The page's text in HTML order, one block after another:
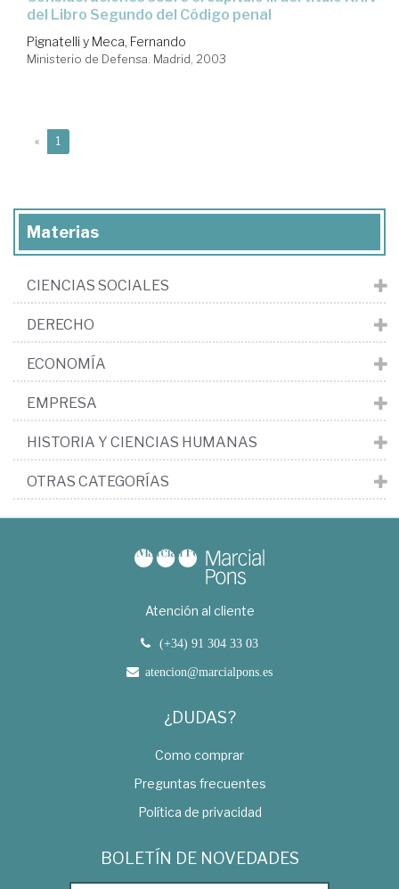
del Libro Segundo del Código penal
Pignatelli y Meca, Fernando
Ministerio de Defensa. Madrid, 2003
« 1
Materias
CIENCIAS SOCIALES
DERECHO
ECONOMÍA
EMPRESA
HISTORIA Y CIENCIAS HUMANAS
OTRAS CATEGORÍAS
Atención al cliente
(+34) 91 304 33 03
atencion@marcialpons.es
¿DUDAS?
Como comprar
Preguntas frecuentes
Política de privacidad
BOLETÍN DE NOVEDADES